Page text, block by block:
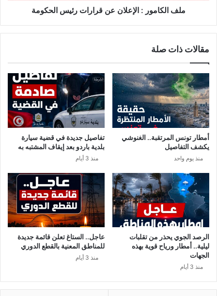
د
ح
ر
ج
…
و
ا
ل
ع
ن
ت
ر
ب
ا
ي
إ
ا
ن
ع
ن
ق
ر
ا
ر
ت
ر
ئ
ي
س
ل
ح
ك
ة
ملف الكامور : الإعلان عن قرارات رئيس الحكومة
مقالات ذات صلة
أمطار تونس المرتقبة.. الغنوشي
يكشف التفاصيل
منذ يوم واحد
تفاصيل جديدة في قضية سيارة
بلدية باردو بعد إيقاف المشتبه به
منذ 3 أيام
الرصد الجوي يحذر من تقلبات
ليلية.. أمطار ورياح قوية بهذه
الجهات
منذ 3 أيام
عاجل.. الستاغ تعلن قائمة جديدة
للمناطق المعنية بالقطع الدوري
منذ 3 أيام